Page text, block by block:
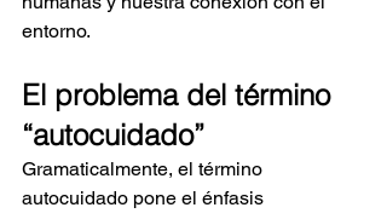
entorno.
El problema del término
“autocuidado”
Gramaticalmente, el término
autocuidado pone el énfasis